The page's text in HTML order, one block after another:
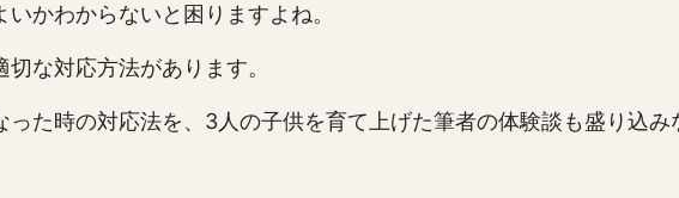
かわからないと困りますよね。
な対応方法があります。
た時の対応法を、3人の子供を育て上げた筆者の体験談も盛り込み